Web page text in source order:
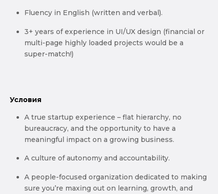
Fluency in English (written and verbal).
3+ years of experience in UI/UX design (financial or
multi-page highly loaded projects would be a
super-match!)
Условия
A true startup experience – flat hierarchy, no
bureaucracy, and the opportunity to have a
meaningful impact on a growing business.
A culture of autonomy and accountability.
A people-focused organization dedicated to making
sure you’re maxing out on learning, growth, and